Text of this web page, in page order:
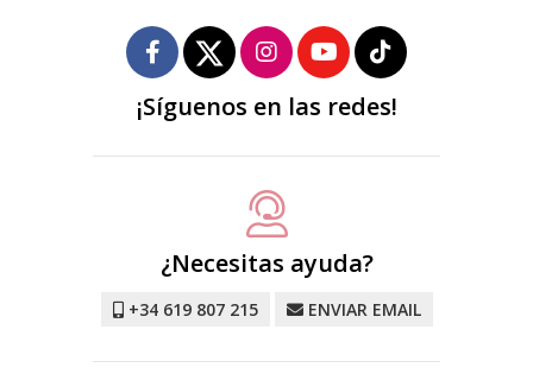
¡Síguenos en las redes!
¿Necesitas ayuda?
+34 619 807 215 ENVIAR EMAIL